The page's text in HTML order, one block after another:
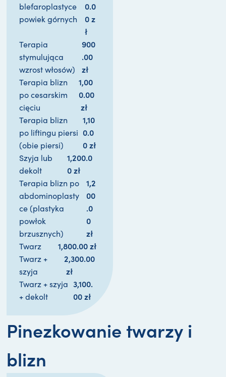
blefaroplastyce
powiek górnych
0.0
0 z
ł
Terapia
stymulująca
wzrost włosów)
900
.00
zł
Terapia blizn
po cesarskim
cięciu
1,00
0.00
zł
Terapia blizn
po liftingu piersi
(obie piersi)
1,10
0.0
0 zł
Szyja lub
dekolt
1,200.0
0 zł
Terapia blizn po
abdominoplasty
ce (plastyka
powłok
brzusznych)
1,2
00
.0
0
zł
Twarz 1,800.00 zł
Twarz +
szyja
2,300.00
zł
Twarz + szyja
+ dekolt
3,100.
00 zł
Pinezkowanie twarzy i
blizn